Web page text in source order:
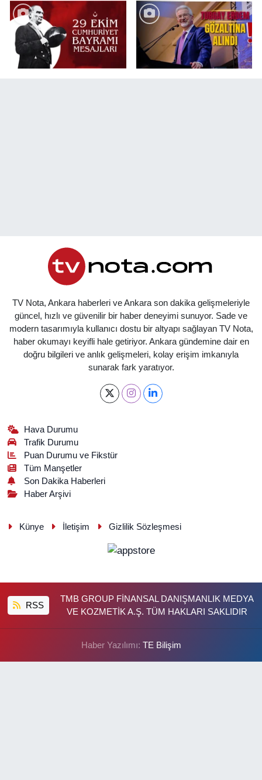
TV Nota, Ankara haberleri ve Ankara son dakika gelişmeleriyle
güncel, hızlı ve güvenilir bir haber deneyimi sunuyor. Sade ve
modern tasarımıyla kullanıcı dostu bir altyapı sağlayan TV Nota,
haber okumayı keyifli hale getiriyor. Ankara gündemine dair en
doğru bilgileri ve anlık gelişmeleri, kolay erişim imkanıyla
sunarak fark yaratıyor.
Hava Durumu
Trafik Durumu
Puan Durumu ve Fikstür
Tüm Manşetler
Son Dakika Haberleri
Haber Arşivi
Künye İletişim Gizlilik Sözleşmesi
RSS
TMB GROUP FİNANSAL DANIŞMANLIK MEDYA
VE KOZMETİK A.Ş. TÜM HAKLARI SAKLIDIR
Haber Yazılımı: TE Bilişim